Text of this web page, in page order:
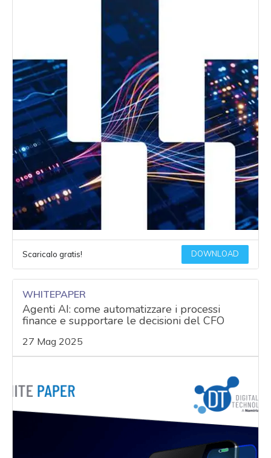
Scaricalo gratis! DOWNLOAD
WHITEPAPER
Agenti AI: come automatizzare i processi
finance e supportare le decisioni del CFO
27 Mag 2025